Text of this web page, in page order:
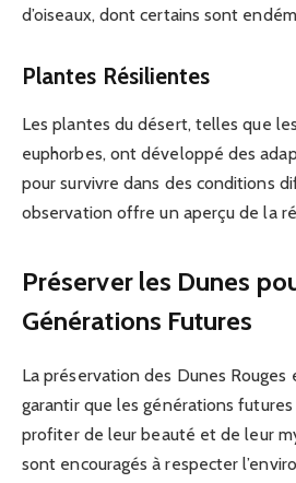
d’oiseaux, dont certains sont
Plantes Résilientes
Les plantes du désert, telles que
euphorbes, ont développé des
pour survivre dans des conditions
observation offre un aperçu de la
Préserver les Dunes
Générations Futures
La préservation des Dunes
garantir que les générations
profiter de leur beauté et de leur
sont encouragés à respecter